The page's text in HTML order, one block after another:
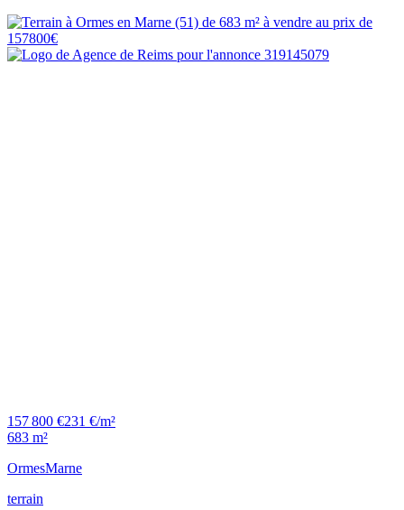
157 800 €231 €/m²
683 m²
OrmesMarne
terrain